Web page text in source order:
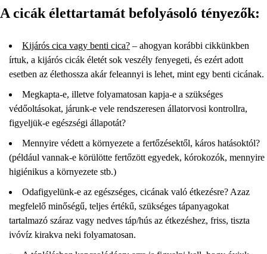
A cicák élettartamát befolyásoló tényezők:
Kijárós cica vagy benti cica? – ahogyan korábbi cikkünkben
írtuk, a kijárós cicák életét sok veszély fenyegeti, és ezért adott
esetben az élethossza akár feleannyi is lehet, mint egy benti cicának.
Megkapta-e, illetve folyamatosan kapja-e a szükséges
védőoltásokat, járunk-e vele rendszeresen állatorvosi kontrollra,
figyeljük-e egészségi állapotát?
Mennyire védett a környezete a fertőzésektől, káros hatásoktól?
(például vannak-e körülötte fertőzött egyedek, kórokozók, mennyire
higiénikus a környezete stb.)
Odafigyelünk-e az egészséges, cicának való étkezésre? Azaz
megfelelő minőségű, teljes értékű, szükséges tápanyagokat
tartalmazó száraz vagy nedves táp/hús az étkezéshez, friss, tiszta
ivóvíz kirakva neki folyamatosan.